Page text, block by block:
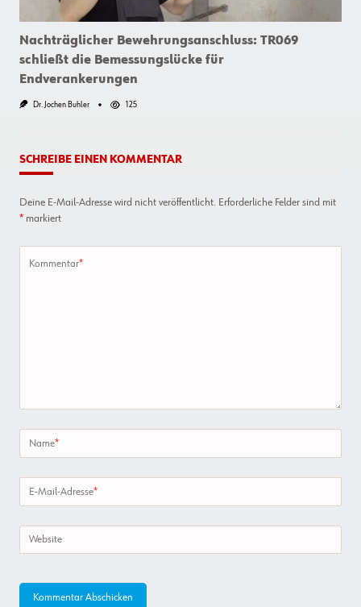
Nachträglicher Bewehrungsanschluss: TR069
schließt die Bemessungslücke für
Endverankerungen
Dr. Jochen Buhler 125
SCHREIBE EINEN KOMMENTAR
Deine E-Mail-Adresse wird nicht veröffentlicht. Erforderliche Felder sind mit
* markiert
Kommentar*
Name*
E-Mail-Adresse*
Website